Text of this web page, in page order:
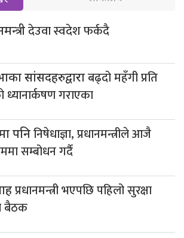
देउवा स्वदेश फर्कदै
सांसदहरुद्वाराबढ्दो महँगी प्रति
गराएका
पनिनिषेधाज्ञा, प्रधानमन्त्रीले आजै
सम्बोधन गर्दै
प्रधानमन्त्री भएपछि पहिलो सुरक्षा
बैठक